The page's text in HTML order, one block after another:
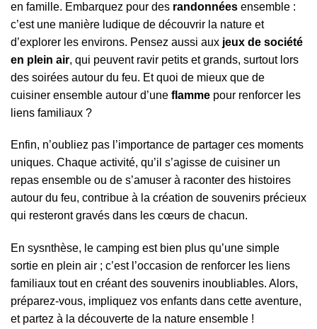
en famille. Embarquez pour des randonnées ensemble :
c’est une manière ludique de découvrir la nature et
d’explorer les environs. Pensez aussi aux jeux de société
en plein air, qui peuvent ravir petits et grands, surtout lors
des soirées autour du feu. Et quoi de mieux que de
cuisiner ensemble autour d’une flamme pour renforcer les
liens familiaux ?
Enfin, n’oubliez pas l’importance de partager ces moments
uniques. Chaque activité, qu’il s’agisse de cuisiner un
repas ensemble ou de s’amuser à raconter des histoires
autour du feu, contribue à la création de souvenirs précieux
qui resteront gravés dans les cœurs de chacun.
En sysnthèse, le camping est bien plus qu’une simple
sortie en plein air ; c’est l’occasion de renforcer les liens
familiaux tout en créant des souvenirs inoubliables. Alors,
préparez-vous, impliquez vos enfants dans cette aventure,
et partez à la découverte de la nature ensemble !